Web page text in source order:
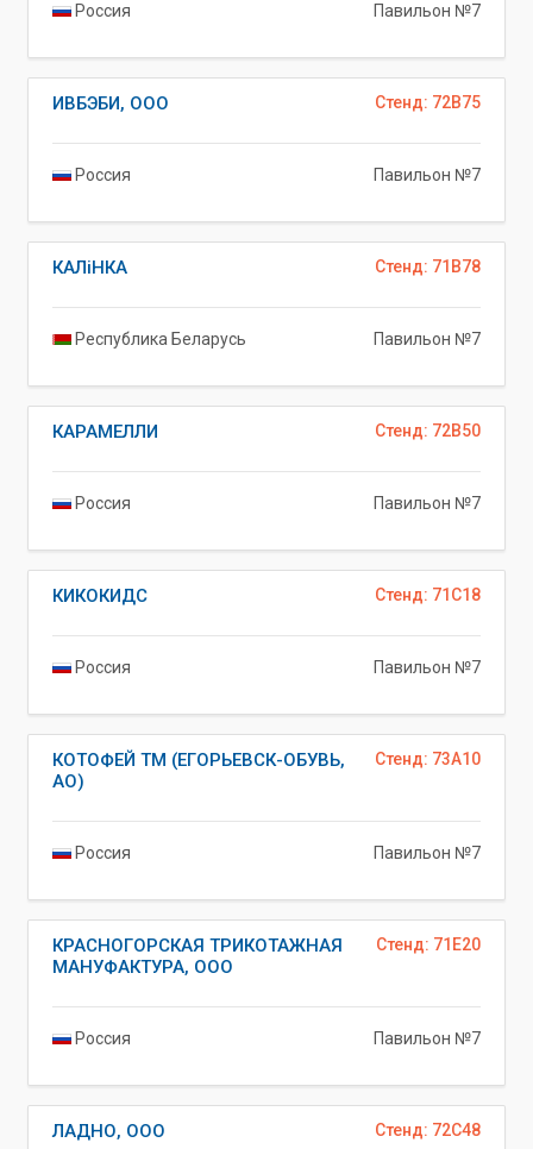
Россия Павильон №7
Стенд: 72B75
ИВБЭБИ, ООО
Россия Павильон №7
Стенд: 71B78
КАЛiНКА
Республика Беларусь Павильон №7
Стенд: 72B50
КАРАМЕЛЛИ
Россия Павильон №7
Стенд: 71C18
КИКОКИДС
Россия Павильон №7
Стенд: 73A10
КОТОФЕЙ ТМ (ЕГОРЬЕВСК-ОБУВЬ,
АО)
Россия Павильон №7
Стенд: 71E20
КРАСНОГОРСКАЯ ТРИКОТАЖНАЯ
МАНУФАКТУРА, ООО
Россия Павильон №7
Стенд: 72C48
ЛАДНО, ООО